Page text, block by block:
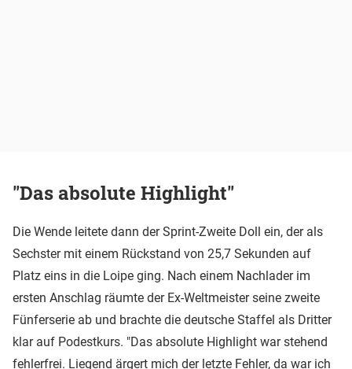
"Das absolute Highlight"
Die Wende leitete dann der Sprint-Zweite Doll ein, der als
Sechster mit einem Rückstand von 25,7 Sekunden auf
Platz eins in die Loipe ging. Nach einem Nachlader im
ersten Anschlag räumte der Ex-Weltmeister seine zweite
Fünferserie ab und brachte die deutsche Staffel als Dritter
klar auf Podestkurs. "Das absolute Highlight war stehend
fehlerfrei. Liegend ärgert mich der letzte Fehler, da war ich